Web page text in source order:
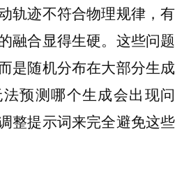
轨迹不符合物理规律，有
融合显得生硬。这些问题
是随机分布在大部分生成
预测哪个生成会出现问
整提示词来完全避免这些